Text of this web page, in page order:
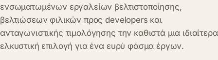
ενσωματωμένων εργαλείων βελτιστοποίησης,
βελτιώσεων φιλικών προς developers και
ανταγωνιστικής τιμολόγησης την καθιστά μια ιδιαίτερα
ελκυστική επιλογή για ένα ευρύ φάσμα έργων.